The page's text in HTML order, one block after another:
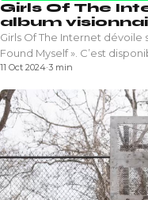
Girls Of The
album
Girls Of The Internet dévoile
Found Myself ». C’est
11 Oct 2024·3 min